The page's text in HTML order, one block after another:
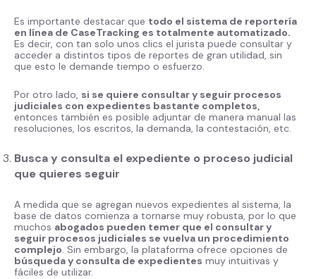
Es importante destacar que todo el sistema de reportería
en línea de CaseTracking es totalmente automatizado.
Es decir, con tan solo unos clics el jurista puede consultar y
acceder a distintos tipos de reportes de gran utilidad, sin
que esto le demande tiempo o esfuerzo.
Por otro lado, si se quiere consultar y seguir procesos
judiciales con expedientes bastante completos,
entonces también es posible adjuntar de manera manual las
resoluciones, los escritos, la demanda, la contestación, etc.
Busca y consulta el expediente o proceso judicial
que quieres seguir
A medida que se agregan nuevos expedientes al sistema, la
base de datos comienza a tornarse muy robusta, por lo que
muchos abogados pueden temer que el consultar y
seguir procesos judiciales se vuelva un procedimiento
complejo. Sin embargo, la plataforma ofrece opciones de
búsqueda y consulta de expedientes muy intuitivas y
fáciles de utilizar.